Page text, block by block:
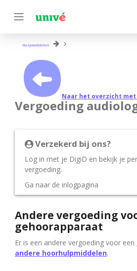
Hulpmiddelen
Naar het overzicht
Vergoeding
Verzekerd bij ons?
Log in met je DigiD en bekijk je
vergoeding.
Ga naar de inlogpagina
Andere vergoeding
gehoorapparaat
Er is een andere vergoeding voor een
andere hoorhulpmiddelen.